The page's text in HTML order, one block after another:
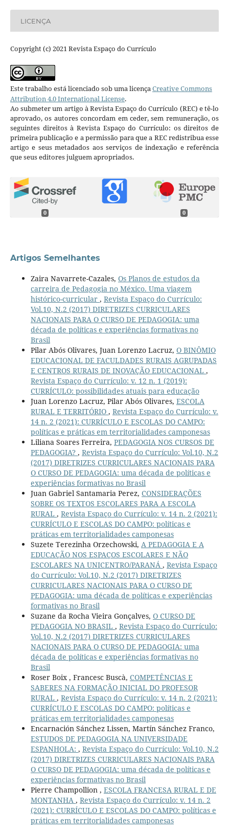
LICENÇA
Copyright (c) 2021 Revista Espaço do Currículo
Este trabalho está licenciado sob uma licença Creative Commons
Attribution 4.0 International License.
Ao submeter um artigo à Revista Espaço do Currículo (REC) e tê-lo
aprovado, os autores concordam em ceder, sem remuneração, os
seguintes direitos à Revista Espaço do Currículo: os direitos de
primeira publicação e a permissão para que a REC redistribua esse
artigo e seus metadados aos serviços de indexação e referência
que seus editores julguem apropriados.
0 0
Artigos Semelhantes
Zaira Navarrete-Cazales, Os Planos de estudos da
carreira de Pedagogia no México. Uma viagem
histórico-curricular , Revista Espaço do Currículo:
Vol.10, N.2 (2017) DIRETRIZES CURRICULARES
NACIONAIS PARA O CURSO DE PEDAGOGIA: uma
década de políticas e experiências formativas no
Brasil
Pilar Abós Olivares, Juan Lorenzo Lacruz, O BINÔMIO
EDUCACIONAL DE FACULDADES RURAIS AGRUPADAS
E CENTROS RURAIS DE INOVAÇÃO EDUCACIONAL ,
Revista Espaço do Currículo: v. 12 n. 1 (2019):
CURRÍCULO: possibilidades atuais para educação
Juan Lorenzo Lacruz, Pilar Abós Olivares, ESCOLA
RURAL E TERRITÓRIO , Revista Espaço do Currículo: v.
14 n. 2 (2021): CURRÍCULO E ESCOLAS DO CAMPO:
políticas e práticas em territorialidades camponesas
Liliana Soares Ferreira, PEDAGOGIA NOS CURSOS DE
PEDAGOGIA? , Revista Espaço do Currículo: Vol.10, N.2
(2017) DIRETRIZES CURRICULARES NACIONAIS PARA
O CURSO DE PEDAGOGIA: uma década de políticas e
experiências formativas no Brasil
Juan Gabriel Santamaria Perez, CONSIDERAÇÕES
SOBRE OS TEXTOS ESCOLARES PARA A ESCOLA
RURAL , Revista Espaço do Currículo: v. 14 n. 2 (2021):
CURRÍCULO E ESCOLAS DO CAMPO: políticas e
práticas em territorialidades camponesas
Suzete Terezinha Orzechowski, A PEDAGOGIA E A
EDUCAÇÃO NOS ESPAÇOS ESCOLARES E NÃO
ESCOLARES NA UNICENTRO/PARANÁ , Revista Espaço
do Currículo: Vol.10, N.2 (2017) DIRETRIZES
CURRICULARES NACIONAIS PARA O CURSO DE
PEDAGOGIA: uma década de políticas e experiências
formativas no Brasil
Suzane da Rocha Vieira Gonçalves, O CURSO DE
PEDAGOGIA NO BRASIL , Revista Espaço do Currículo:
Vol.10, N.2 (2017) DIRETRIZES CURRICULARES
NACIONAIS PARA O CURSO DE PEDAGOGIA: uma
década de políticas e experiências formativas no
Brasil
Roser Boix , Francesc Buscà, COMPETÊNCIAS E
SABERES NA FORMAÇÃO INICIAL DO PROFESOR
RURAL , Revista Espaço do Currículo: v. 14 n. 2 (2021):
CURRÍCULO E ESCOLAS DO CAMPO: políticas e
práticas em territorialidades camponesas
Encarnación Sánchez Lissen, Martín Sánchez Franco,
ESTUDOS DE PEDAGOGIA NA UNIVERSIDADE
ESPANHOLA: , Revista Espaço do Currículo: Vol.10, N.2
(2017) DIRETRIZES CURRICULARES NACIONAIS PARA
O CURSO DE PEDAGOGIA: uma década de políticas e
experiências formativas no Brasil
Pierre Champollion , ESCOLA FRANCESA RURAL E DE
MONTANHA , Revista Espaço do Currículo: v. 14 n. 2
(2021): CURRÍCULO E ESCOLAS DO CAMPO: políticas e
práticas em territorialidades camponesas